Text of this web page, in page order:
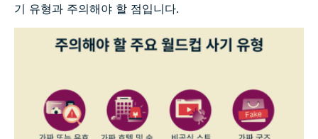
기 유형과 주의해야 할 점입니다.